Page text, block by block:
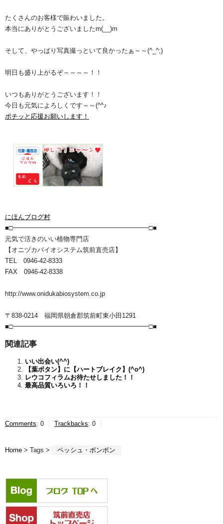
たくさんのお客様で賑わいました。
本当にありがとうございましたm(__)m
そして、やっぱり写真撮っといて良かったぁ～～(^_^;)
明日も盛り上がるぞ～～～～！！
いつもありがとうございます！！
今日も元気によろしくです～～(^^♪
ポチッと応援お願いします！
にほんブログ村
■□━━━━━━━━━━━━━━━━━━━━━□■
元気で活きのいい植物専門店
【オニヅカバイオシステム筑前直売店】
TEL 0946-42-8333
FAX 0946-42-8338
http://www.onidukabiosystem.co.jp
〒838-0214 福岡県朝倉郡筑前町東小田1291
■□━━━━━━━━━━━━━━━━━━━━━□■
関連記事
いい出会い(^^)
【葉ボタン】に【ハートブレイク】(^o^)
レウコフィラムお待たせしました！！
最高品質いろいろ！！
Comments: 0 Trackbacks: 0
Home > Tags > ペッシュ・ボンボン